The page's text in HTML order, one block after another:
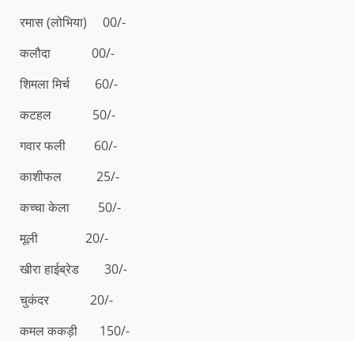
रमास (लोभिया) 00/-
कलौदा 00/-
शिमला मिर्च 60/-
कटहल 50/-
गवार फली 60/-
काशीफल 25/-
कच्चा केला 50/-
मूली 20/-
खीरा हाईब्रेड 30/-
चुकंदर 20/-
कमल ककड़ी 150/-